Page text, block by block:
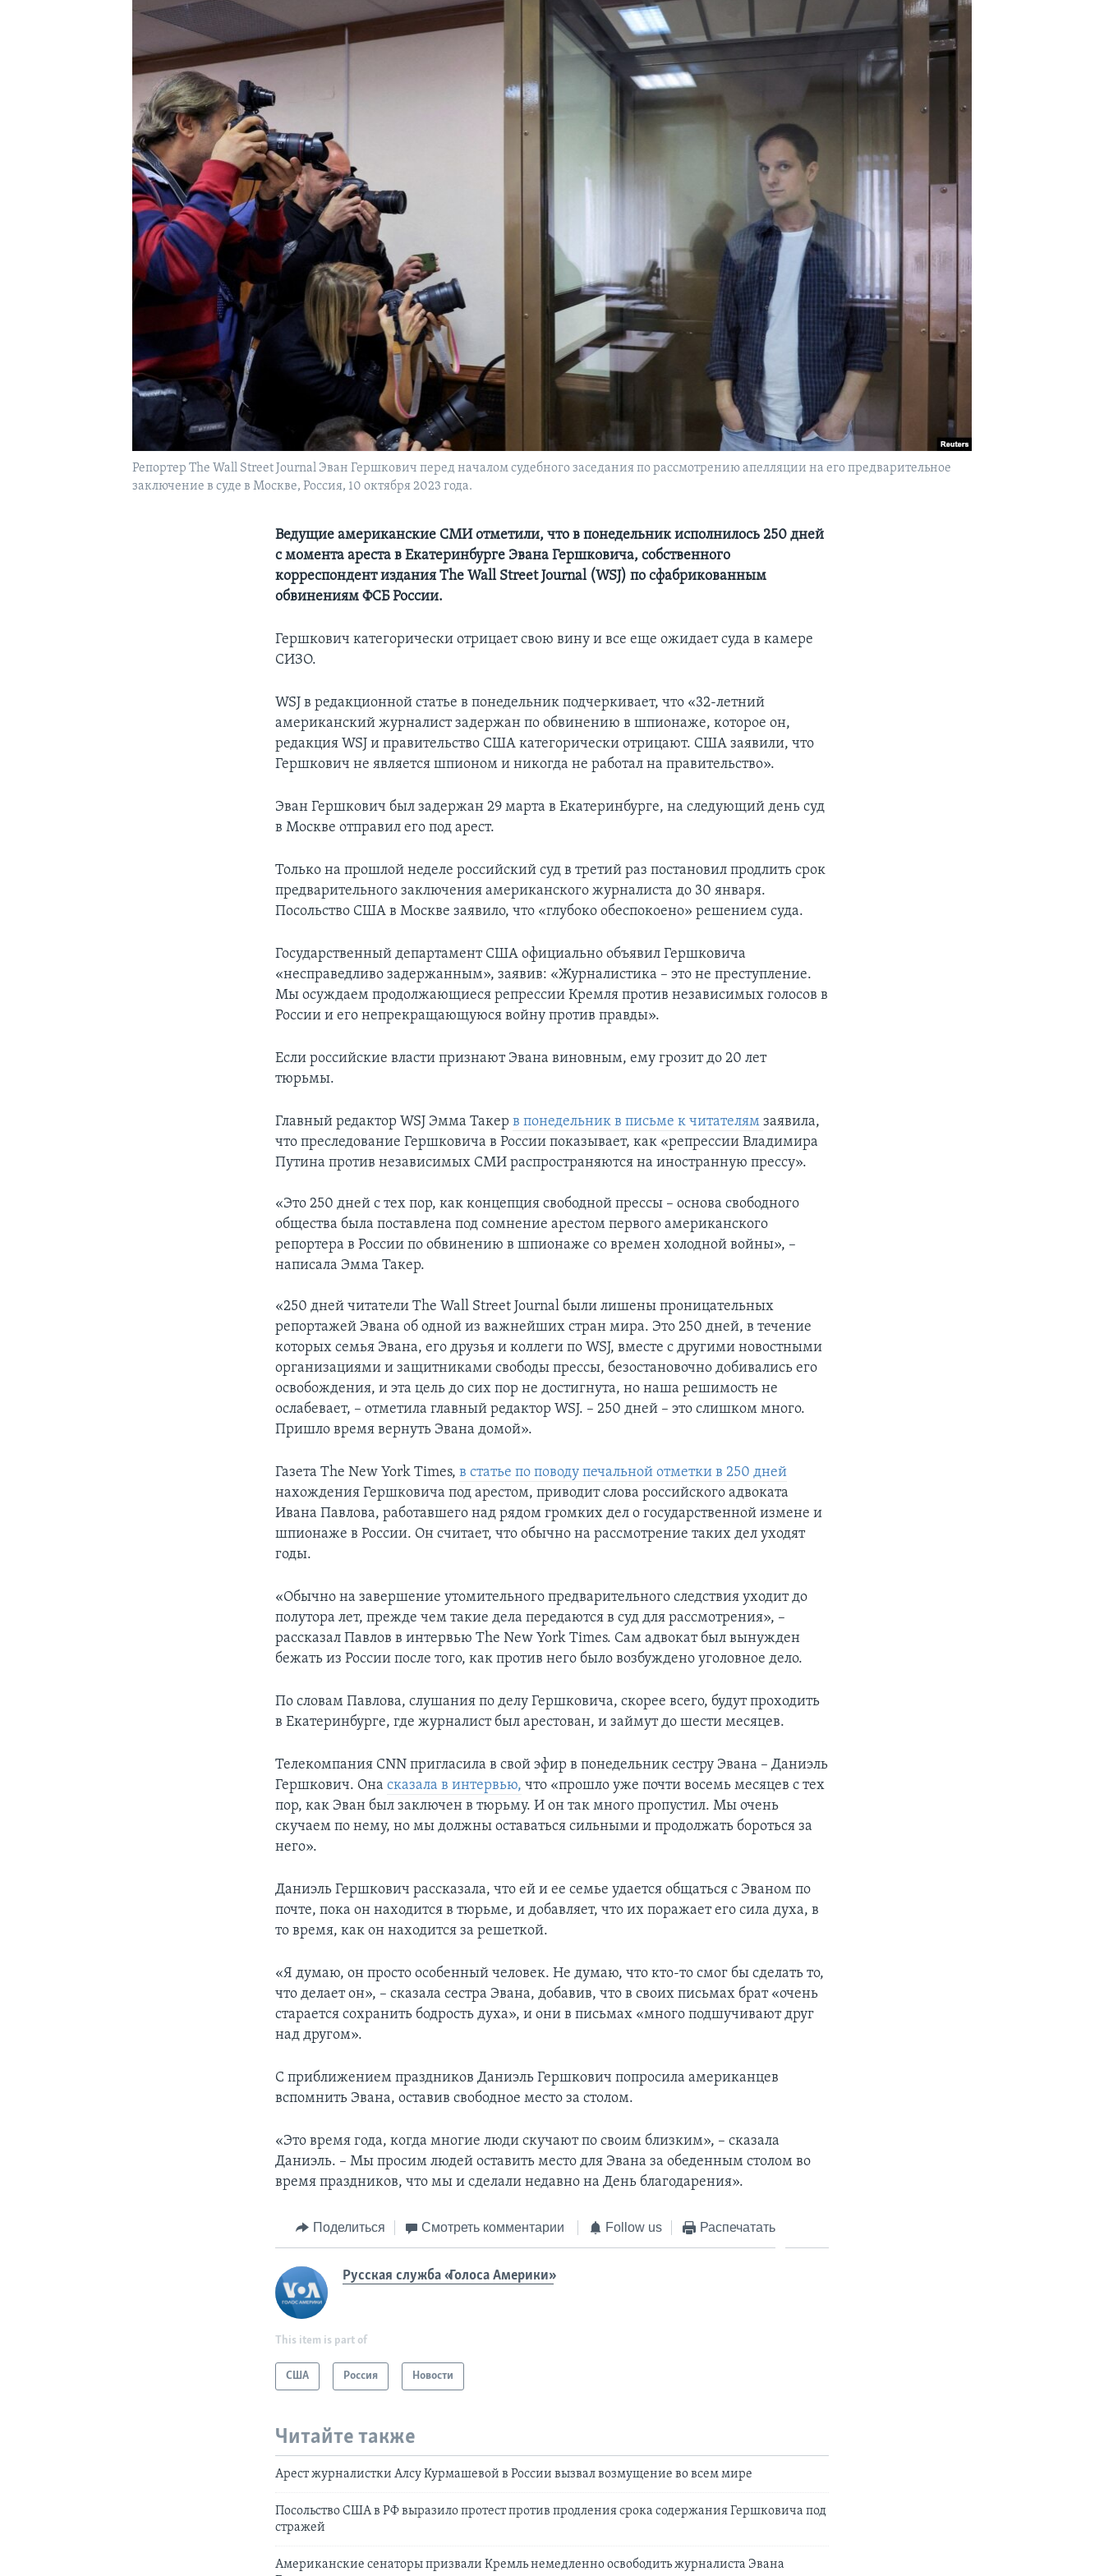
Репортер The Wall Street Journal Эван Гершкович перед началом судебного заседания по рассмотрению апелляции на его предварительное
заключение в суде в Москве, Россия, 10 октября 2023 года.
Ведущие американские СМИ отметили, что в понедельник исполнилось 250 дней
с момента ареста в Екатеринбурге Эвана Гершковича, собственного
корреспондент издания The Wall Street Journal (WSJ) по сфабрикованным
обвинениям ФСБ России.
Гершкович категорически отрицает свою вину и все еще ожидает суда в камере
СИЗО.
WSJ в редакционной статье в понедельник подчеркивает, что «32-летний
американский журналист задержан по обвинению в шпионаже, которое он,
редакция WSJ и правительство США категорически отрицают. США заявили, что
Гершкович не является шпионом и никогда не работал на правительство».
Эван Гершкович был задержан 29 марта в Екатеринбурге, на следующий день суд
в Москве отправил его под арест.
Только на прошлой неделе российский суд в третий раз постановил продлить срок
предварительного заключения американского журналиста до 30 января.
Посольство США в Москве заявило, что «глубоко обеспокоено» решением суда.
Государственный департамент США официально объявил Гершковича
«несправедливо задержанным», заявив: «Журналистика – это не преступление.
Мы осуждаем продолжающиеся репрессии Кремля против независимых голосов в
России и его непрекращающуюся войну против правды».
Если российские власти признают Эвана виновным, ему грозит до 20 лет
тюрьмы.
Главный редактор WSJ Эмма Такерв понедельник в письме к читателямзаявила,
что преследование Гершковича в России показывает, как «репрессии Владимира
Путина против независимых СМИ распространяются на иностранную прессу».
«Это 250 дней с тех пор, как концепция свободной прессы – основа свободного
общества была поставлена под сомнение арестом первого американского
репортера в России по обвинению в шпионаже со времен холодной войны», –
написала Эмма Такер.
«250 дней читатели The Wall Street Journal были лишены проницательных
репортажей Эвана об одной из важнейших стран мира. Это 250 дней, в течение
которых семья Эвана, его друзья и коллеги по WSJ, вместе с другими новостными
организациями и защитниками свободы прессы, безостановочно добивались его
освобождения, и эта цель до сих пор не достигнута, но наша решимость не
ослабевает, – отметила главный редактор WSJ. – 250 дней – это слишком много.
Пришло время вернуть Эвана домой».
Газета The New York Times,в статье по поводу печальной отметки в 250 дней
нахождения Гершковича под арестом, приводит слова российского адвоката
Ивана Павлова, работавшего над рядом громких дел о государственной измене и
шпионаже в России. Он считает, что обычно на рассмотрение таких дел уходят
годы.
«Обычно на завершение утомительного предварительного следствия уходит до
полутора лет, прежде чем такие дела передаются в суд для рассмотрения», –
рассказал Павлов в интервью The New York Times. Сам адвокат был вынужден
бежать из России после того, как против него было возбуждено уголовное дело.
По словам Павлова, слушания по делу Гершковича, скорее всего, будут проходить
в Екатеринбурге, где журналист был арестован, и займут до шести месяцев.
Телекомпания СNN пригласила в свой эфир в понедельник сестру Эвана – Даниэль
Гершкович. Онасказала в интервью, что «прошло уже почти восемь месяцев с тех
пор, как Эван был заключен в тюрьму. И он так много пропустил. Мы очень
скучаем по нему, но мы должны оставаться сильными и продолжать бороться за
него».
Даниэль Гершкович рассказала, что ей и ее семье удается общаться с Эваном по
почте, пока он находится в тюрьме, и добавляет, что их поражает его сила духа, в
то время, как он находится за решеткой.
«Я думаю, он просто особенный человек. Не думаю, что кто-то смог бы сделать то,
что делает он», – сказала сестра Эвана, добавив, что в своих письмах брат «очень
старается сохранить бодрость духа», и они в письмах «много подшучивают друг
над другом».
С приближением праздников Даниэль Гершкович попросила американцев
вспомнить Эвана, оставив свободное место за столом.
«Это время года, когда многие люди скучают по своим близким», – сказала
Даниэль. – Мы просим людей оставить место для Эвана за обеденным столом во
время праздников, что мы и сделали недавно на День благодарения».
Поделиться Смотреть комментарии Follow us Распечатать
Русская служба «Голоса Америки»
This item is part of
США Россия Новости
Читайте также
Арест журналистки Алсу Курмашевой в России вызвал возмущение во всем мире
Посольство США в РФ выразило протест против продления срока содержания Гершковича под
стражей
Американские сенаторы призвали Кремль немедленно освободить журналиста Эвана